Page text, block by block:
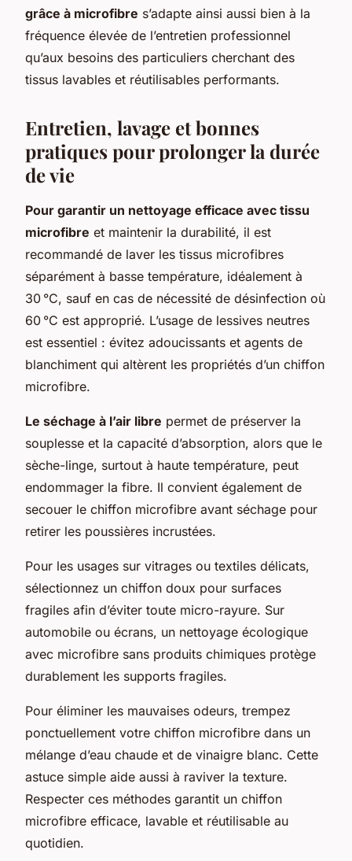
grâce à microfibre s’adapte ainsi aussi bien à la
fréquence élevée de l’entretien professionnel
qu’aux besoins des particuliers cherchant des
tissus lavables et réutilisables performants.
Entretien, lavage et bonnes
pratiques pour prolonger la durée
de vie
Pour garantir un nettoyage efficace avec tissu
microfibre et maintenir la durabilité, il est
recommandé de laver les tissus microfibres
séparément à basse température, idéalement à
30 °C, sauf en cas de nécessité de désinfection où
60 °C est approprié. L’usage de lessives neutres
est essentiel : évitez adoucissants et agents de
blanchiment qui altèrent les propriétés d’un chiffon
microfibre.
Le séchage à l’air libre permet de préserver la
souplesse et la capacité d’absorption, alors que le
sèche-linge, surtout à haute température, peut
endommager la fibre. Il convient également de
secouer le chiffon microfibre avant séchage pour
retirer les poussières incrustées.
Pour les usages sur vitrages ou textiles délicats,
sélectionnez un chiffon doux pour surfaces
fragiles afin d’éviter toute micro-rayure. Sur
automobile ou écrans, un nettoyage écologique
avec microfibre sans produits chimiques protège
durablement les supports fragiles.
Pour éliminer les mauvaises odeurs, trempez
ponctuellement votre chiffon microfibre dans un
mélange d’eau chaude et de vinaigre blanc. Cette
astuce simple aide aussi à raviver la texture.
Respecter ces méthodes garantit un chiffon
microfibre efficace, lavable et réutilisable au
quotidien.